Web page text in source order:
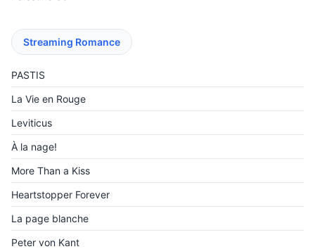
Streaming Romance
PASTIS
La Vie en Rouge
Leviticus
À la nage!
More Than a Kiss
Heartstopper Forever
La page blanche
Peter von Kant